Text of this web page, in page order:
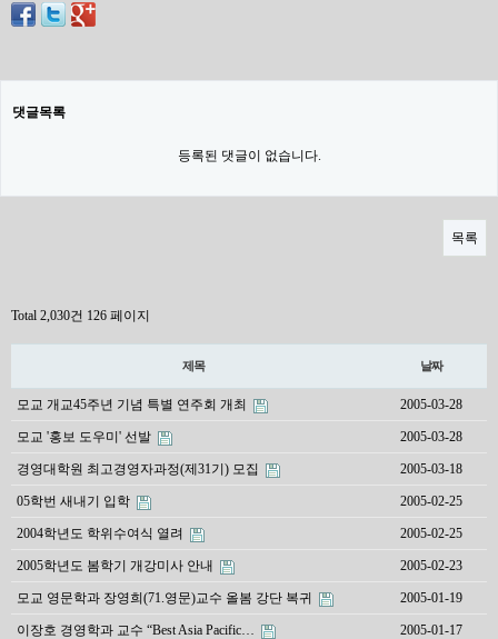
댓글목록
등록된 댓글이 없습니다.
목록
Total 2,030건 126 페이지
제목 날짜
모교 개교45주년 기념 특별 연주회 개최 2005-03-28
모교 '홍보 도우미' 선발 2005-03-28
경영대학원 최고경영자과정(제31기) 모집 2005-03-18
05학번 새내기 입학 2005-02-25
2004학년도 학위수여식 열려 2005-02-25
2005학년도 봄학기 개강미사 안내 2005-02-23
모교 영문학과 장영희(71.영문)교수 올봄 강단 복귀 2005-01-19
이장호 경영학과 교수 “Best Asia Pacific… 2005-01-17